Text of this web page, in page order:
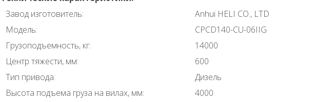
Завод изготовитель:
Anhui HELI CO., LTD
Модель:
CPCD140-CU-06IIG
Грузоподъемность, кг:
14000
Центр тяжести, мм:
600
Тип привода:
Дизель
Высота подъема груза на вилах, мм:
4000